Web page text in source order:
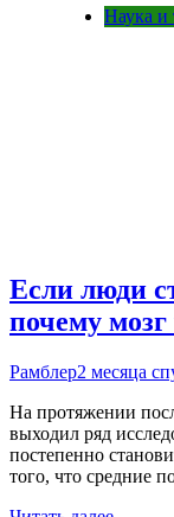
Наука и
Если люди
почему
Рамблер2 месяца
На протяжении
выходил ряд
постепенно
того, что средние